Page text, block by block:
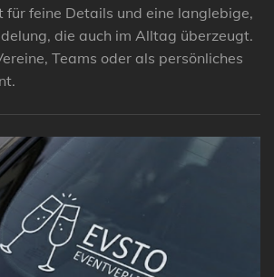
feine Details und eine langlebige,
die auch im Alltag überzeugt.
Teams oder als persönliches